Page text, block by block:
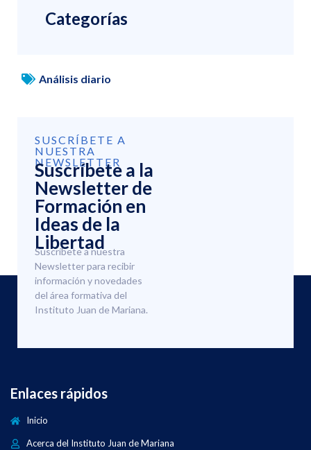
Categorías
Análisis diario
SUSCRÍBETE A
NUESTRA
NEWSLETTER
Suscríbete a la
Newsletter de
Formación en
Ideas de la
Libertad
Suscríbete a nuestra
Newsletter para recibir
información y novedades
del área formativa del
Instituto Juan de Mariana.
Enlaces rápidos
Inicio
Acerca del Instituto Juan de Mariana